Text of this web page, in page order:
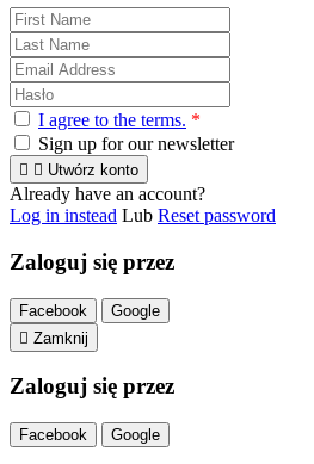
I agree to the terms. *
Sign up for our newsletter
  Utwórz konto
Already have an account?
Log in instead Lub Reset password
Zaloguj się przez
Facebook
Google
 Zamknij
Zaloguj się przez
Facebook Google